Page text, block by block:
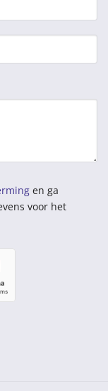
en ga
voor het